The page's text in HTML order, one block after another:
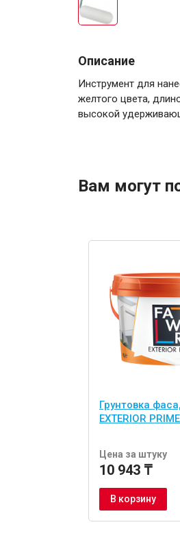
Описание
Инструмент для
желтого цвета,
высокой
Вам могут
Грунтовка
EXTERIOR
Цена за штуку
10 943 ₸
В корзину